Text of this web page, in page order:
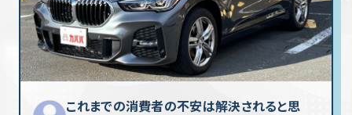
これまでの消費者の不安は解決されると思